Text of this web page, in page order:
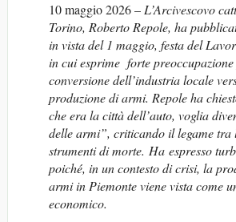
10 maggio 2026 –L’Arcivescovo
Torino, Roberto Repole, ha
in vista del 1 maggio, festa del
in cui esprime forte
conversione dell’industria locale
produzione di armi. Repole ha
che era la città dell’auto, voglia
delle armi”, criticando il legame tra
strumenti di morte. Ha espresso
poiché, in un contesto di crisi, la
armi in Piemonte viene vista come
economico.